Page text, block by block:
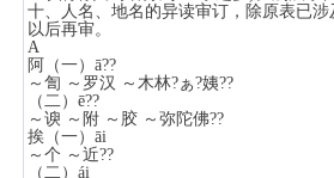
十、人名、地名的异读审订，除原表已
以后再审。
A
阿（一）ā??
～訇 ～罗汉 ～木林?ぁ?姨??
（二）ē??
～谀 ～附 ～胶 ～弥陀佛??
挨（一）āi
～个 ～近??
（二）ái